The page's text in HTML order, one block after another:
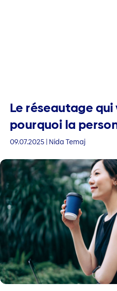
Le réseautage
pourquoi la
09.07.2025 | Nida Temaj